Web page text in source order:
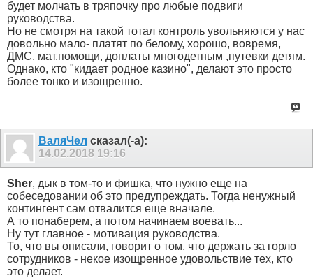
будет молчать в тряпочку про любые подвиги
руководства.
Но не смотря на такой тотал контроль увольняются у нас
довольно мало- платят по белому, хорошо, вовремя,
ДМС, мат.помощи, доплаты многодетным ,путевки детям.
Однако, кто "кидает родное казино", делают это просто
более тонко и изощренно.
ВаляЧел сказал(-а):
14.02.2018 19:16
Sher, дык в том-то и фишка, что нужно еще на
собеседовании об это предупреждать. Тогда ненужный
контингент сам отвалится еще вначале.
А то понаберем, а потом начинаем воевать...
Ну тут главное - мотивация руководства.
То, что вы описали, говорит о том, что держать за горло
сотрудников - некое изощренное удовольствие тех, кто
это делает.